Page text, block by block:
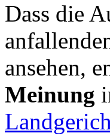
Dass die
ansehen,
Meinung